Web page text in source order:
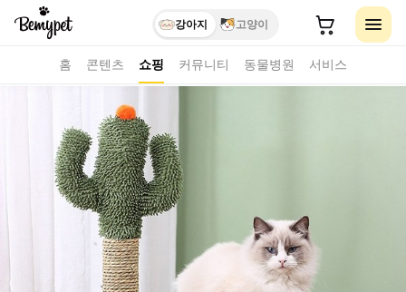
강아지 고양이
홈 콘텐츠 쇼핑 커뮤니티 동물병원 서비스